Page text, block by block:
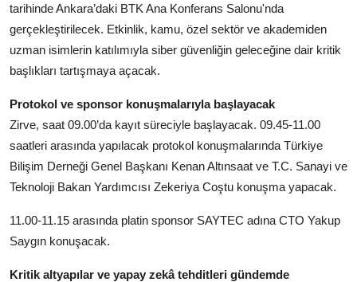
Sağlık
SON DAKİKA
Asayiş
Köşe Yazısı
Dernek
Galeri
Gastronomi
tarihinde Ankara’daki BTK Ana Konferans Salonu'nda
gerçekleştirilecek. Etkinlik, kamu, özel sektör ve akademiden
uzman isimlerin katılımıyla siber güvenliğin geleceğine dair kritik
başlıkları tartışmaya açacak.
Protokol ve sponsor konuşmalarıyla başlayacak
Zirve, saat 09.00’da kayıt süreciyle başlayacak. 09.45-11.00
saatleri arasında yapılacak protokol konuşmalarında Türkiye
Bilişim Derneği Genel Başkanı Kenan Altınsaat ve T.C. Sanayi ve
Teknoloji Bakan Yardımcısı Zekeriya Coştu konuşma yapacak.
11.00-11.15 arasında platin sponsor SAYTEC adına CTO Yakup
Saygın konuşacak.
Kritik altyapılar ve yapay zekâ tehditleri gündemde